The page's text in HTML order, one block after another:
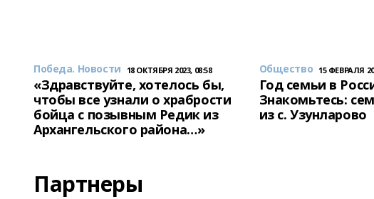
Победа. Новости 18 ОКТЯБРЯ 2023, 08:58
«Здравствуйте, хотелось бы,
чтобы все узнали о храбрости
бойца с позывным Редик из
Архангельского района…»
Общество 15 ФЕВРАЛЯ
Год семьи в
Знакомьтесь:
из с. Узунларово
Партнеры